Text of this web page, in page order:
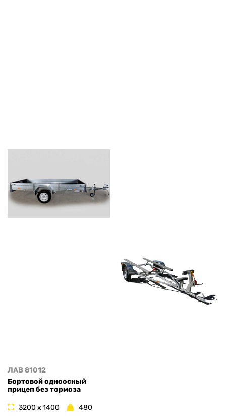
ЛАВ 81012
Бортовой одноосный
прицеп без тормоза
3200 x 1400 480